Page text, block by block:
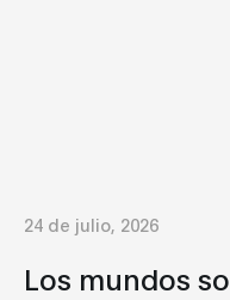
24 de julio, 2026
Los mundos